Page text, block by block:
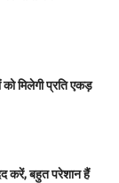
मिलेगी प्रति एकड़
करें, बहुत परेशान हैं